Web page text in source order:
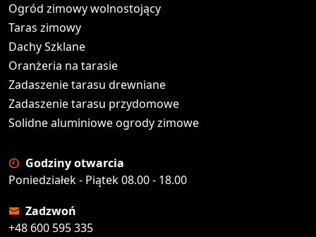
Ogród zimowy wolnostojący
Taras zimowy
Dachy Szklane
Oranżeria na tarasie
Zadaszenie tarasu drewniane
Zadaszenie tarasu przydomowe
Solidne aluminiowe ogrody zimowe
Godziny otwarcia
Poniedziałek - Piątek 08.00 - 18.00
Zadzwoń
+48 600 595 335